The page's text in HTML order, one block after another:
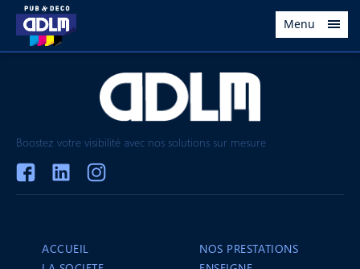
Menu
Boostez votre visibilité avec nos solutions sur mesure
ACCUEIL
NOS PRESTATIONS